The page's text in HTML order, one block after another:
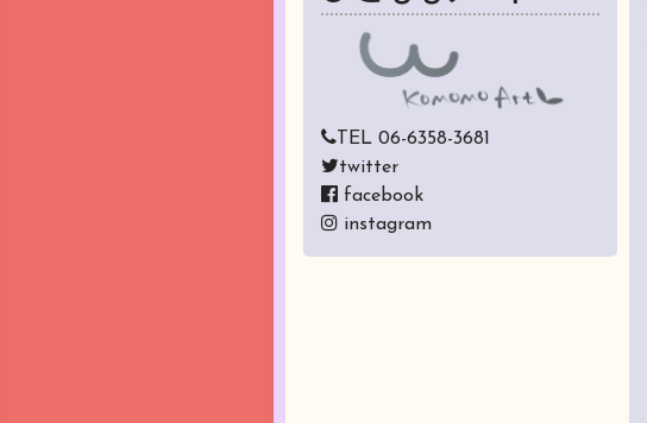
TEL 06-6358-3681
twitter
facebook
instagram